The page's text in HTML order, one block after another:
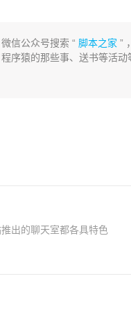
微信公众号搜索 “脚本之家 ”
程序猿的那些事、送书等活动
出的聊天室都各具特色